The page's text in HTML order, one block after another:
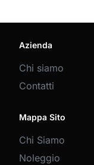
Azienda
Chi siamo
Contatti
Mappa Sito
Chi Siamo
Noleggio